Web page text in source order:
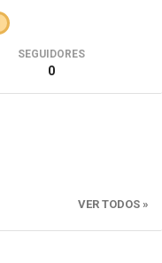
SEGUIDORES
0
VER TODOS »